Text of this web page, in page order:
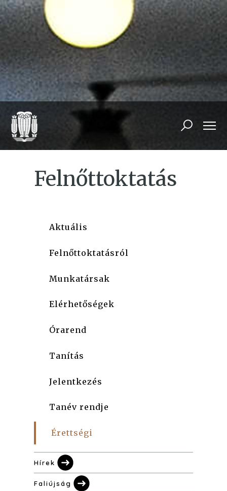
Felnőttoktatás
Aktuális
Felnőttoktatásról
Munkatársak
Elérhetőségek
Órarend
Tanítás
Jelentkezés
Tanév rendje
Érettségi
Hírek
Faliújság